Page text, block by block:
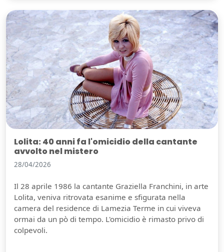
Lolita: 40 anni fa l'omicidio della cantante
avvolto nel mistero
28/04/2026
Il 28 aprile 1986 la cantante Graziella Franchini, in arte
Lolita, veniva ritrovata esanime e sfigurata nella
camera del residence di Lamezia Terme in cui viveva
ormai da un pò di tempo. L'omicidio è rimasto privo di
colpevoli.